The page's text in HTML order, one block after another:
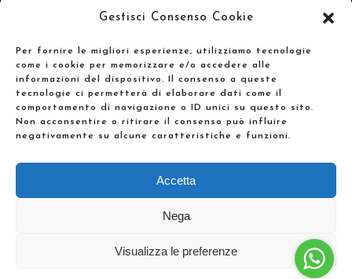
Gestisci Consenso Cookie
Per fornire le migliori esperienze, utilizziamo tecnologie
come i cookie per memorizzare e/o accedere alle
informazioni del dispositivo. Il consenso a queste
tecnologie ci permetterà di elaborare dati come il
comportamento di navigazione o ID unici su questo sito.
Non acconsentire o ritirare il consenso può influire
negativamente su alcune caratteristiche e funzioni.
Accetta
Nega
Visualizza le preferenze
19:30 – 22:30
Chiusura:Lunedì